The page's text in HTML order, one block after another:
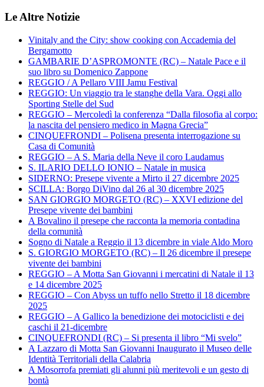
Le Altre Notizie
Vinitaly and the City: show cooking con Accademia del
Bergamotto
GAMBARIE D’ASPROMONTE (RC) – Natale Pace e il
suo libro su Domenico Zappone
REGGIO / A Pellaro VIII Jamu Festival
REGGIO: Un viaggio tra le stanghe della Vara. Oggi allo
Sporting Stelle del Sud
REGGIO – Mercoledì la conferenza “Dalla filosofia al corpo:
la nascita del pensiero medico in Magna Grecia”
CINQUEFRONDI – Polisena presenta interrogazione su
Casa di Comunità
REGGIO – A S. Maria della Neve il coro Laudamus
S. ILARIO DELLO IONIO – Natale in musica
SIDERNO: Presepe vivente a Mirto il 27 dicembre 2025
SCILLA: Borgo DiVino dal 26 al 30 dicembre 2025
SAN GIORGIO MORGETO (RC) – XXVI edizione del
Presepe vivente dei bambini
A Bovalino il presepe che racconta la memoria contadina
della comunità
Sogno di Natale a Reggio il 13 dicembre in viale Aldo Moro
S. GIORGIO MORGETO (RC) – Il 26 dicembre il presepe
vivente dei bambini
REGGIO – A Motta San Giovanni i mercatini di Natale il 13
e 14 dicembre 2025
REGGIO – Con Abyss un tuffo nello Stretto il 18 dicembre
2025
REGGIO – A Gallico la benedizione dei motociclisti e dei
caschi il 21-dicembre
CINQUEFRONDI (RC) – Si presenta il libro “Mi svelo”
A Lazzaro di Motta San Giovanni Inaugurato il Museo delle
Identità Territoriali della Calabria
A Mosorrofa premiati gli alunni più meritevoli e un gesto di
bontà